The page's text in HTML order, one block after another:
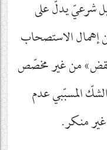
شرعيّ يدلّ على
إهمال الاستصحاب
من غير مخصّص
المسبّبي عدم
منكر.